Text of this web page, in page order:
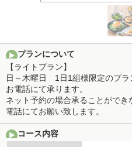
プランについて
【ライトプラン】
日～木曜日 1日1組様限定のプラ
お電話にて承ります。
ネット予約の場合承ることがで
電話にてお願い致します。
コース内容